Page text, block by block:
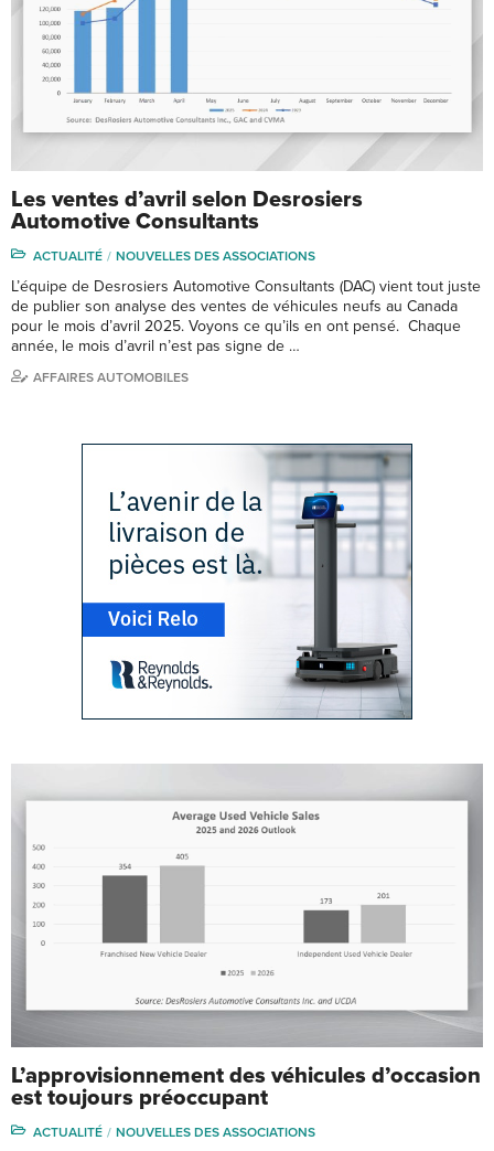
Les ventes d’avril selon Desrosiers
Automotive Consultants
ACTUALITÉ NOUVELLES DES ASSOCIATIONS
L’équipe de Desrosiers Automotive Consultants (DAC) vient tout juste
de publier son analyse des ventes de véhicules neufs au Canada
pour le mois d’avril 2025. Voyons ce qu’ils en ont pensé. Chaque
année, le mois d’avril n’est pas signe de …
AFFAIRES AUTOMOBILES
L’approvisionnement des véhicules d’occasion
est toujours préoccupant
ACTUALITÉ NOUVELLES DES ASSOCIATIONS